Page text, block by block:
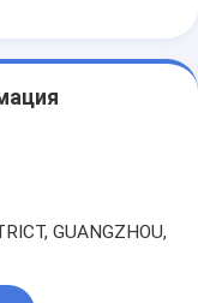
GUANGZHOU,